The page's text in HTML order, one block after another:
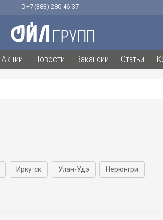
+7 (383) 280-46-37
Акции Новости Вакансии Статьи
Иркутск Улан-Удэ Нерюнгри